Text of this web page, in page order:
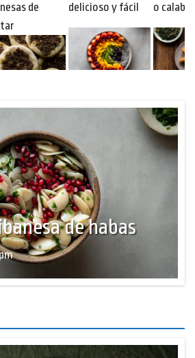
de
delicioso y fácil
o
de habas